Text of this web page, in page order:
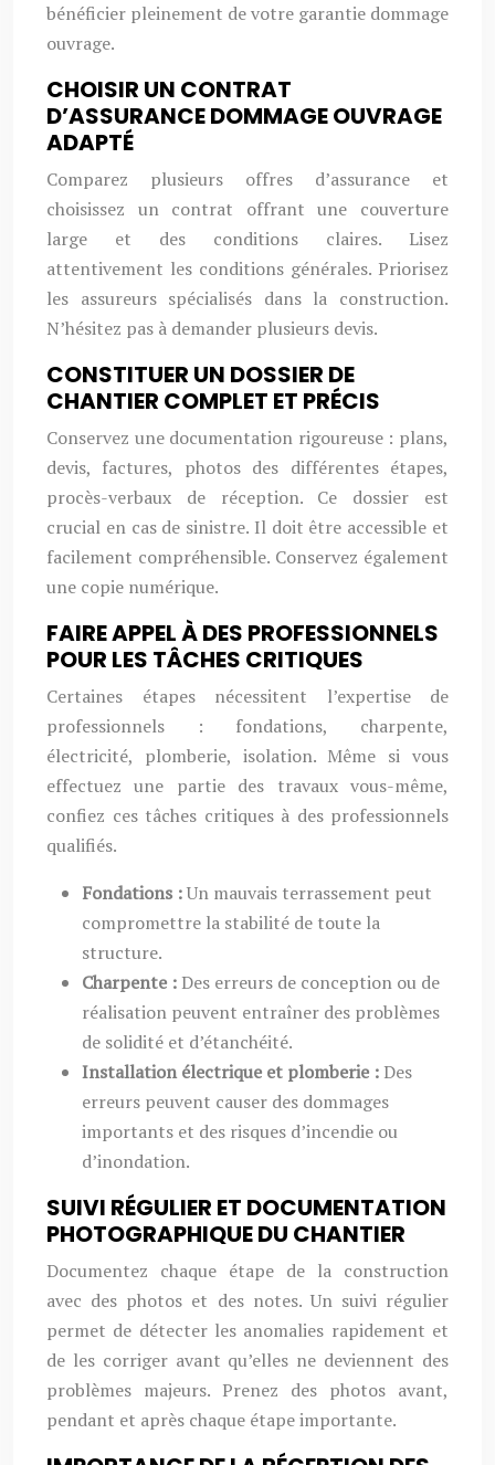
bénéficier pleinement de votre garantie dommage
ouvrage.
CHOISIR UN CONTRAT
D’ASSURANCE DOMMAGE OUVRAGE
ADAPTÉ
Comparez plusieurs offres d’assurance et
choisissez un contrat offrant une couverture
large et des conditions claires. Lisez
attentivement les conditions générales. Priorisez
les assureurs spécialisés dans la construction.
N’hésitez pas à demander plusieurs devis.
CONSTITUER UN DOSSIER DE
CHANTIER COMPLET ET PRÉCIS
Conservez une documentation rigoureuse : plans,
devis, factures, photos des différentes étapes,
procès-verbaux de réception. Ce dossier est
crucial en cas de sinistre. Il doit être accessible et
facilement compréhensible. Conservez également
une copie numérique.
FAIRE APPEL À DES PROFESSIONNELS
POUR LES TÂCHES CRITIQUES
Certaines étapes nécessitent l’expertise de
professionnels : fondations, charpente,
électricité, plomberie, isolation. Même si vous
effectuez une partie des travaux vous-même,
confiez ces tâches critiques à des professionnels
qualifiés.
Fondations :Un mauvais terrassement peut
compromettre la stabilité de toute la
structure.
Charpente : Des erreurs de conception ou de
réalisation peuvent entraîner des problèmes
de solidité et d’étanchéité.
Installation électrique et plomberie : Des
erreurs peuvent causer des dommages
importants et des risques d’incendie ou
d’inondation.
SUIVI RÉGULIER ET DOCUMENTATION
PHOTOGRAPHIQUE DU CHANTIER
Documentez chaque étape de la construction
avec des photos et des notes. Un suivi régulier
permet de détecter les anomalies rapidement et
de les corriger avant qu’elles ne deviennent des
problèmes majeurs. Prenez des photos avant,
pendant et après chaque étape importante.